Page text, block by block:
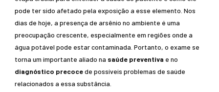
pode ter sido afetado pela exposição a esse elemento. Nos
dias de hoje, a presença de arsênio no ambiente é uma
preocupação crescente, especialmente em regiões onde a
água potável pode estar contaminada. Portanto, o exame se
torna um importante aliado na saúde preventiva e no
diagnóstico precocede possíveis problemas de saúde
relacionados a essa substância.